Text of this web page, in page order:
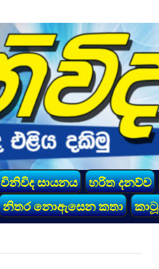
විනිවිද සායනය හරිත දනව්ව
නිතර නොඇසෙන කතා